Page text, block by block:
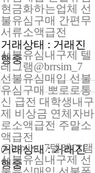
현금화하는업체 선
불유심구매 간편무
서류소액급전
거래상태 : 거래진
행중
선불유심내구제 텔
레그램@brrsim_7
선불유심매입 선불
유심구매 뽀로로통
신 급전 대학생내구
제 비상금 연체자바
로소액급전 주말소
액급전
거래상태 : 거래진
행중
@brrsim_7텔레그램
선불유심내구제 선